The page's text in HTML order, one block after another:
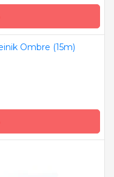
Kreinik
США
Kreinik